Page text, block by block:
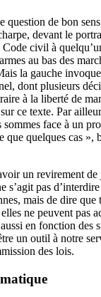
question de bon
devant le
civil à
au bas des
la gauche
dont plusieurs
à la liberté de
ce texte. Par
face à un
que quelques cas »,
un revirement
s’agit pas
mais de dire que
ne peuvent pas
en fonction des
un outil à notre
des lois.